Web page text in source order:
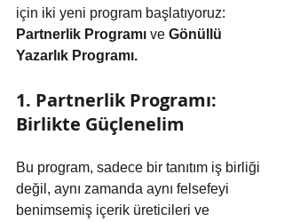
için iki yeni program başlatıyoruz:
Partnerlik Programı ve Gönüllü
Yazarlık Programı.
1. Partnerlik Programı:
Birlikte Güçlenelim
Bu program, sadece bir tanıtım iş birliği
değil, aynı zamanda aynı felsefeyi
benimsemiş içerik üreticileri ve